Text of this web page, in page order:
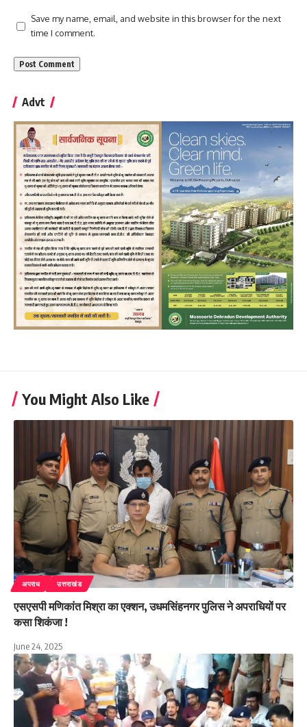
Save my name, email, and website in this browser for the next
time I comment.
Advt
You Might Also Like
अपराध उत्तराखंड
एसएसपी मणिकांत मिश्रा का एक्शन, उधमसिंहनगर पुलिस ने अपराधियों पर
कसा शिकंजा !
June 24, 2025